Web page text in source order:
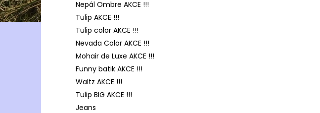
Nepál Ombre AKCE !!!
Tulip AKCE !!!
Tulip color AKCE !!!
Nevada Color AKCE !!!
Mohair de Luxe AKCE !!!
Funny batik AKCE !!!
Waltz AKCE !!!
Tulip BIG AKCE !!!
Jeans